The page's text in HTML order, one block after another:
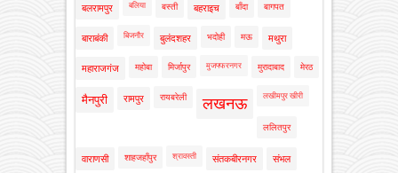
बलरामपुर बलिया बस्ती बहराइच बाँदा बागपत
बाराबंकी बिजनौर बुलंदशहर भदोही मऊ मथुरा
महाराजगंज महोबा मिर्जापुर मुजफ्फरनगर मुरादाबाद मेरठ
मैनपुरी रामपुर रायबरेली लखनऊ लखीमपुर खीरी
ललितपुर
वाराणसी शाहजहाँपुर श्रावस्ती संतकबीरनगर संभल